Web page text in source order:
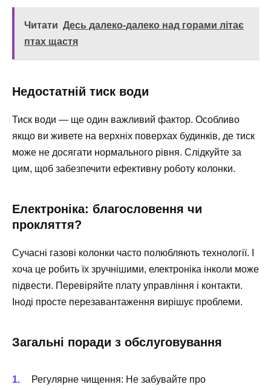
Читати Десь далеко-далеко над горами літає
птах щастя
Недостатній тиск води
Тиск води — ще один важливий фактор. Особливо
якщо ви живете на верхніх поверхах будинків, де тиск
може не досягати нормального рівня. Слідкуйте за
цим, щоб забезпечити ефективну роботу колонки.
Електроніка: благословення чи
прокляття?
Сучасні газові колонки часто полюбляють технології. І
хоча це робить їх зручнішими, електроніка інколи може
підвести. Перевіряйте плату управління і контакти.
Іноді просте перезавантаження вирішує проблеми.
Загальні поради з обслуговування
Регулярне чищення: Не забувайте про